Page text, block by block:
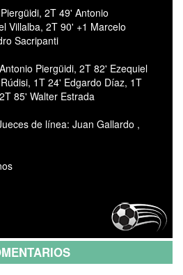
2T 49' Antonio
Villalba, 2T 90' +1 Marcelo
Sacripanti
Piergüidi, 2T 82' Ezequiel
1T 24' Edgardo Díaz, 1T
85' Walter Estrada
de línea: Juan Gallardo ,